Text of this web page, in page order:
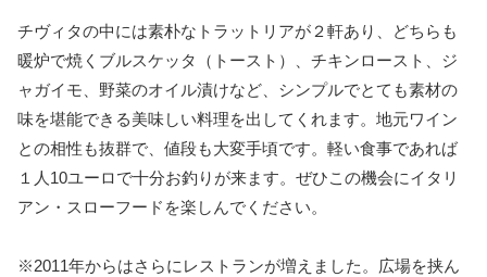
チヴィタの中には素朴なトラットリアが２軒あり、どちらも
暖炉で焼くブルスケッタ（トースト）、チキンロースト、ジ
ャガイモ、野菜のオイル漬けなど、シンプルでとても素材の
味を堪能できる美味しい料理を出してくれます。地元ワイン
との相性も抜群で、値段も大変手頃です。軽い食事であれば
１人10ユーロで十分お釣りが来ます。ぜひこの機会にイタリ
アン・スローフードを楽しんでください。
※2011年からはさらにレストランが増えました。広場を挟ん